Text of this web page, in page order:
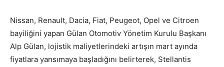
Nissan, Renault, Dacia, Fiat, Peugeot, Opel ve Citroen
bayiliğini yapan Gülan Otomotiv Yönetim Kurulu Başkanı
Alp Gülan, lojistik maliyetlerindeki artışın mart ayında
fiyatlara yansımaya başladığını belirterek, Stellantis